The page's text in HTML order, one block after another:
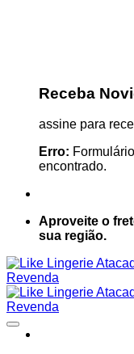
Receba
assine para
Erro:
encontrado.
Aproveite o
sua região.